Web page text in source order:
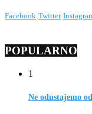
Facebook Twitter
POPULARNO
1
Ne odustajemo